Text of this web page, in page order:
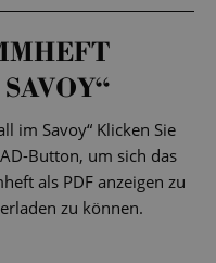
im Savoy“ Klicken Sie
Button, um sich das
als PDF anzeigen zu
zu können.